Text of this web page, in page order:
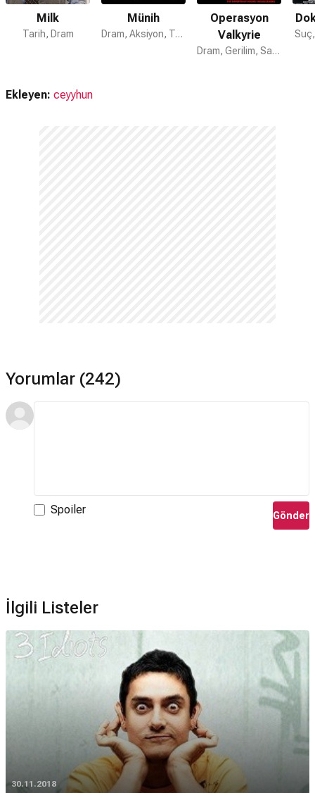
Milk
Tarih, Dram
Münih
Dram, Aksiyon, Tarih
Operasyon
Valkyrie
Dram, Gerilim, Savaş
Ekleyen: ceyyhun
Yorumlar (242)
Spoiler Gönder
İlgili Listeler
30.11.2018